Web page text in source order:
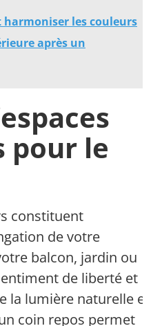
harmoniser les couleurs
après un
pour le
constituent
de votre
balcon, jardin ou
de liberté et
la lumière naturelle et
coin repos permet